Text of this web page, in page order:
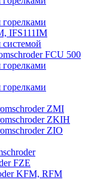
IFS111IM
FCU 500
ZМI
ZKIH
ZIO
FZE
KFM, RFM